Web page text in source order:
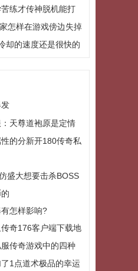
练才传神脱机能打
怎样在游戏傍边失掉
却的速度还是很快的
天尊道袍原是定情
的分新开180传奇私
盛大想要击杀BOSS
怎样影响?
奇176客户端下载地
传奇游戏中的四种
1点道术极品的幸运